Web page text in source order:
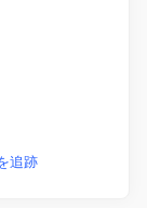
追跡